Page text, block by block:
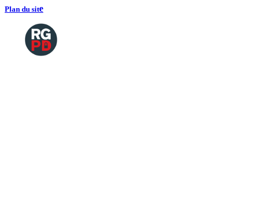
Plan du site